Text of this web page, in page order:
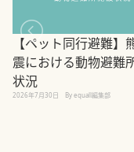
【ペット同行避難】
震における動物避難
状況
2026年7月30日 By equall編集部